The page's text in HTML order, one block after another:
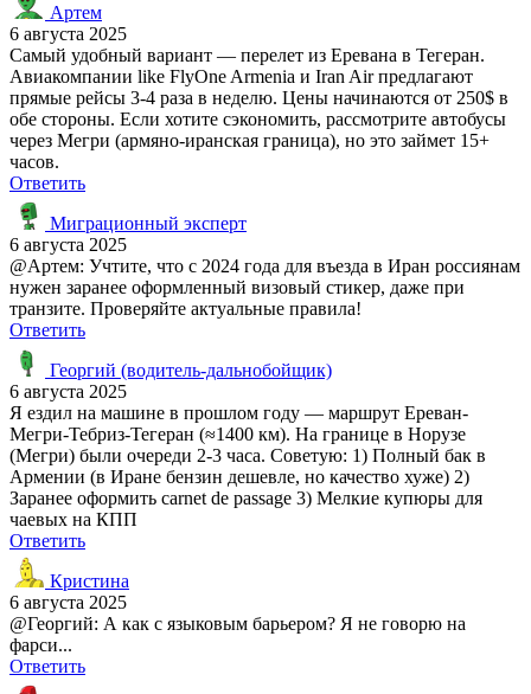
Артем
6 августа 2025
Самый удобный вариант — перелет из Еревана в Тегеран.
Авиакомпании like FlyOne Armenia и Iran Air предлагают
прямые рейсы 3-4 раза в неделю. Цены начинаются от 250$ в
обе стороны. Если хотите сэкономить, рассмотрите автобусы
через Мегри (армяно-иранская граница), но это займет 15+
часов.
Ответить
Миграционный эксперт
6 августа 2025
@Артем: Учтите, что с 2024 года для въезда в Иран россиянам
нужен заранее оформленный визовый стикер, даже при
транзите. Проверяйте актуальные правила!
Ответить
Георгий (водитель-дальнобойщик)
6 августа 2025
Я ездил на машине в прошлом году — маршрут Ереван-
Мегри-Тебриз-Тегеран (≈1400 км). На границе в Норузе
(Мегри) были очереди 2-3 часа. Советую: 1) Полный бак в
Армении (в Иране бензин дешевле, но качество хуже) 2)
Заранее оформить carnet de passage 3) Мелкие купюры для
чаевых на КПП
Ответить
Кристина
6 августа 2025
@Георгий: А как с языковым барьером? Я не говорю на
фарси...
Ответить